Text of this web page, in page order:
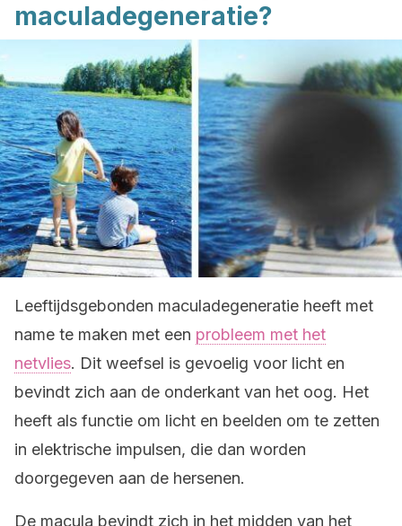
maculadegeneratie?
Leeftijdsgebonden maculadegeneratie heeft met
name te maken met een probleem met het
netvlies. Dit weefsel is gevoelig voor licht en
bevindt zich aan de onderkant van het oog. Het
heeft als functie om licht en beelden om te zetten
in elektrische impulsen, die dan worden
doorgegeven aan de hersenen.
De macula bevindt zich in het midden van het